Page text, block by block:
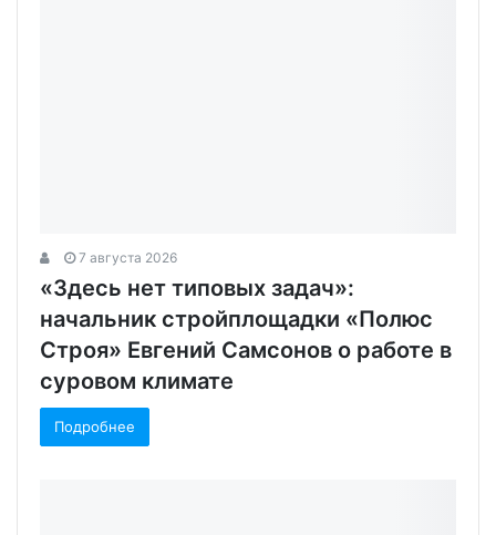
7 августа 2026
«Здесь нет типовых задач»:
начальник стройплощадки «Полюс
Строя» Евгений Самсонов о работе в
суровом климате
Подробнее